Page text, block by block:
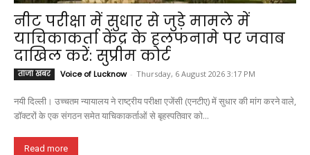
नीट परीक्षा में सुधार से जुड़े मामले में
याचिकाकर्ता केंद्र के हलफनामे पर जवाब
दाखिल करें: सुप्रीम कोर्ट
ताजा खबर Voice of Lucknow - Thursday, 6 August 2026 3:17 PM
नयी दिल्ली। उच्चतम न्यायालय ने राष्ट्रीय परीक्षा एजेंसी (एनटीए) में सुधार की मांग करने वाले,
डॉक्टरों के एक संगठन समेत याचिकाकर्ताओं से बृहस्पतिवार को...
Read more